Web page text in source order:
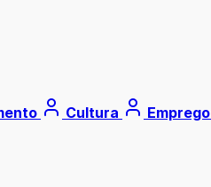
Cultura Emprego